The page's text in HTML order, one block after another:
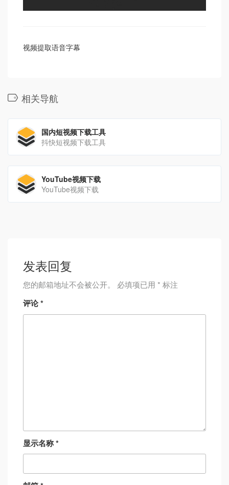
视频提取语音字幕
相关导航
国内短视频下载工具
抖快短视频下载工具
YouTube视频下载
YouTube视频下载
发表回复
您的邮箱地址不会被公开。 必填项已用 * 标注
评论*
显示名称*